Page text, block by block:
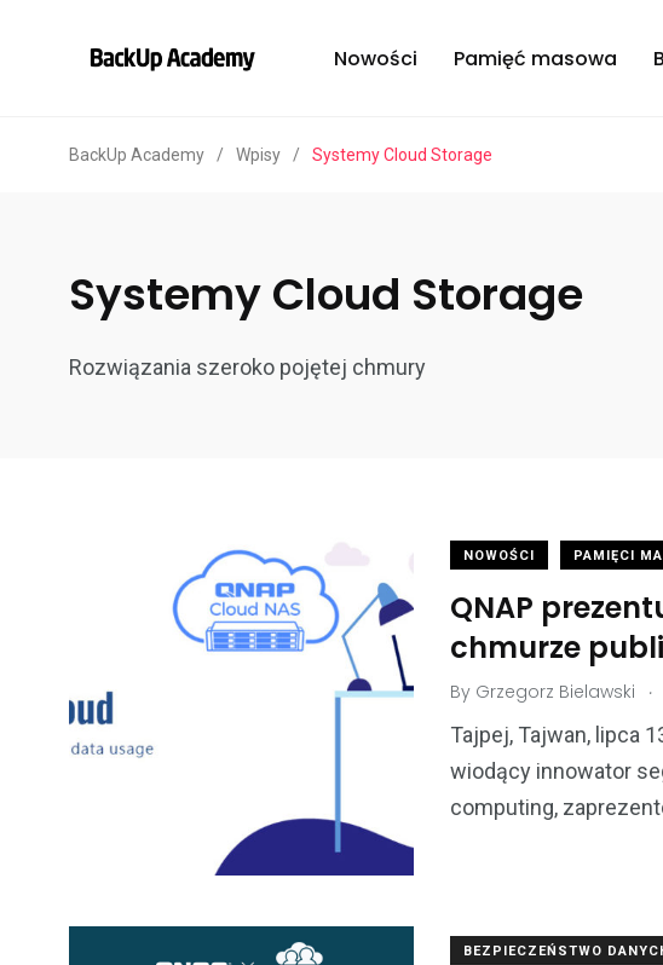
Nowości Pamięć masowa
BackUp Academy / Wpisy / Systemy Cloud Storage
Systemy Cloud Storage
Rozwiązania szeroko pojętej chmury
NOWOŚCI PAMIĘCI
QNAP
chmurze
By Grzegorz Bielawski .
Tajpej, Tajwan, lipca
wiodący innowator
computing,
BEZPIECZEŃSTWO